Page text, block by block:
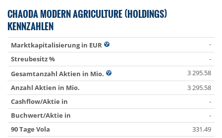
CHAODA MODERN AGRICULTURE (HOLDINGS)
KENNZAHLEN
Marktkapitalisierung in EUR
-
Streubesitz %
-
Gesamtanzahl Aktien in Mio.
3 295.58
Anzahl Aktien in Mio.
3 295.58
Cashflow/Aktie in
-
Buchwert/Aktie in
-
90 Tage Vola
331.49